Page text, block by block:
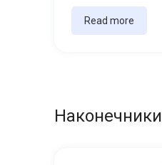
Read more
Наконечники